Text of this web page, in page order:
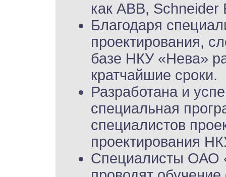
как АВВ, Schneider
Благодаря
проектирования,
базе НКУ «Нева»
кратчайшие сроки.
Разработана и
специальная
специалистов
проектирования
Специалисты ОАО